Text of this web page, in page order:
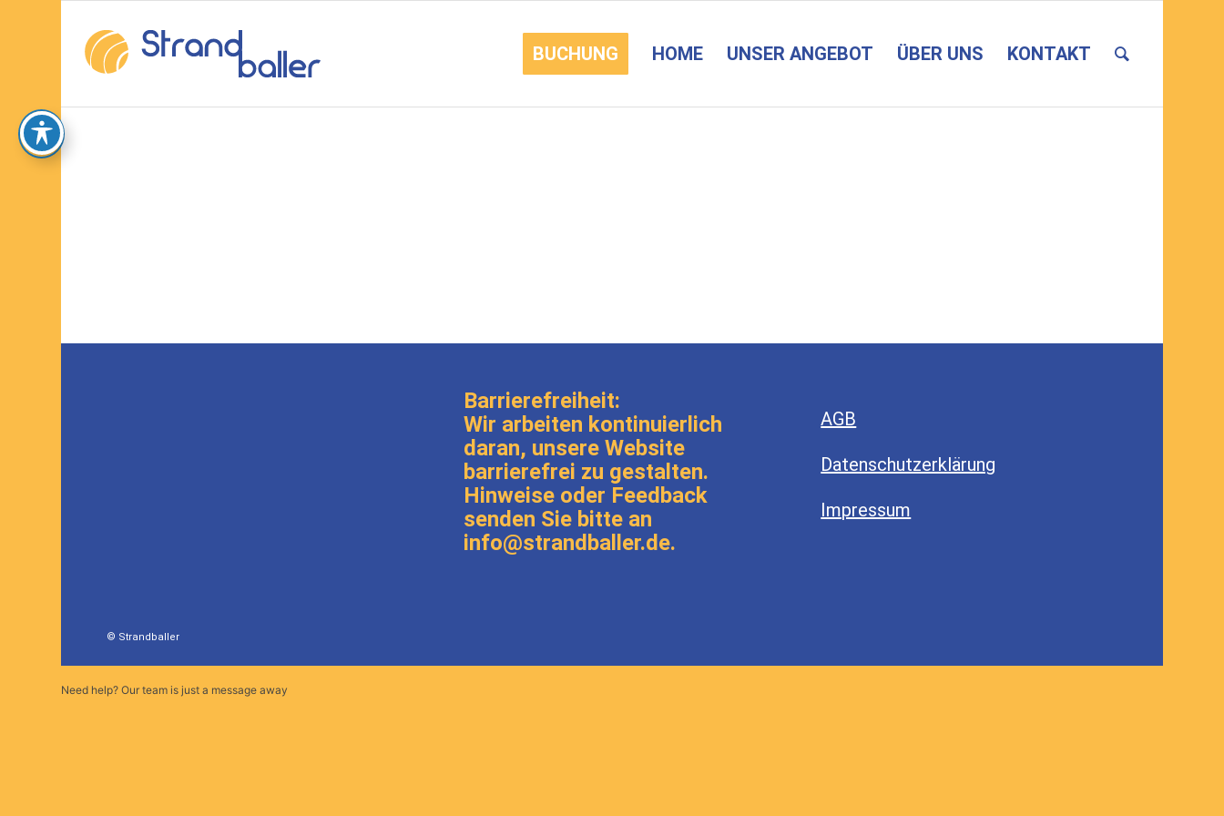
BUCHUNG HOME UNSER ANGEBOT ÜBER UNS KONTAKT
Barrierefreiheit:
Wir arbeiten kontinuierlich
daran, unsere Website
barrierefrei zu gestalten.
Hinweise oder Feedback
senden Sie bitte an
info@strandballer.de.
AGB
Datenschutzerklärung
Impressum
© Strandballer
Need help? Our team is just a message away